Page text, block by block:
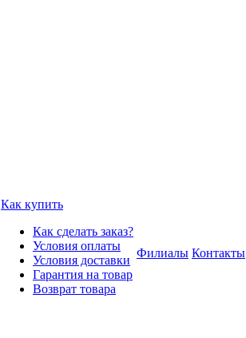
Как купить
Как сделать заказ?
Условия оплаты
Условия доставки
Гарантия на товар
Возврат товара
Филиалы Контакты